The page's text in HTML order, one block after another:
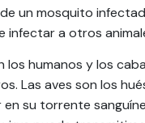
un mosquito
infectar a otros
los humanos y los
Las aves son los
su torrente